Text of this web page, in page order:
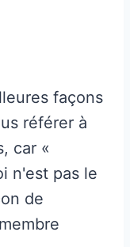
façons
référer à
car «
n'est pas le
de